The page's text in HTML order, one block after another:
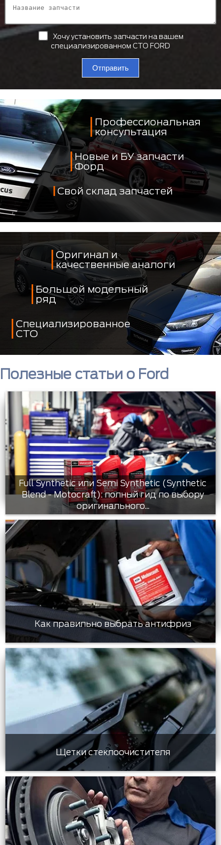
Хочу установить запчасти на вашем
специализированном СТО FORD
Отправить
Профессиональная
консультация
Новые и БУ запчасти
Форд
Свой склад запчастей
Оригинал и
качественные аналоги
Большой модельный
ряд
Специализированное
СТО
Полезные статьи о Ford
Full Synthetic или Semi Synthetic (Synthetic
Blend - Motocraft): полный гид по выбору
оригинального...
Как правильно выбрать антифриз
Щетки стеклоочистителя